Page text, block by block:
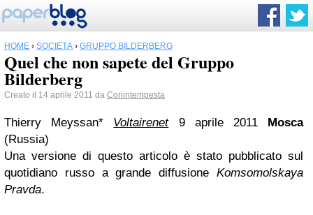
HOME › SOCIETÀ › GRUPPO BILDERBERG
Quel che non sapete del Gruppo
Bilderberg
Creato il 14 aprile 2011 da Coriintempesta
Thierry Meyssan* Voltairenet9 aprile 2011 Mosca
(Russia)
Una versione di questo articolo è stato pubblicato sul
quotidiano russo a grande diffusione Komsomolskaya
Pravda.